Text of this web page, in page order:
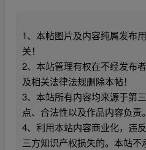
1、本帖图片及内容纯属发布
关！
2、本站管理有权在不经发布
及相关法律法规删除本帖！
3、本站所有内容均来源于第
点、合法性以及作品内容负责。
4、利用本站内容商业化，违
三方知识产权损失的。本站不